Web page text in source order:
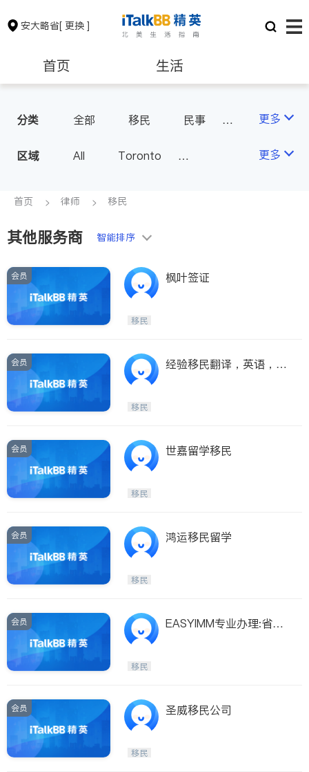
安大略省[ 更换 ]
首页 生活
保险理财 房地产租售
银行贷款
建筑装修
分类 全部 移民
民事
更多
区域 All
Toronto
Scarborough
North York
Brampton
Kitchener
Newmarket
Stouffville
Maple
Waterloo
Guelph
Oshawa
Niagara Falls
Pickering
Concord
Port Perry
更多
首页 律师 移民
其他服务商 智能排序
会员 枫叶签证
移民
会员
经验移民翻译，英语，国
移民
会员 世嘉留学移民
移民
会员 鸿运移民留学
移民
会员
EASYIMM专业办理:省提
移民
会员 圣威移民公司
移民